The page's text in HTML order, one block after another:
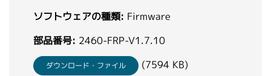
繁體中文
ソフトウェアの種類: Firmware
部品番号: 2460-FRP-V1.7.10
ダウンロード・ファイル
(7594 KB)